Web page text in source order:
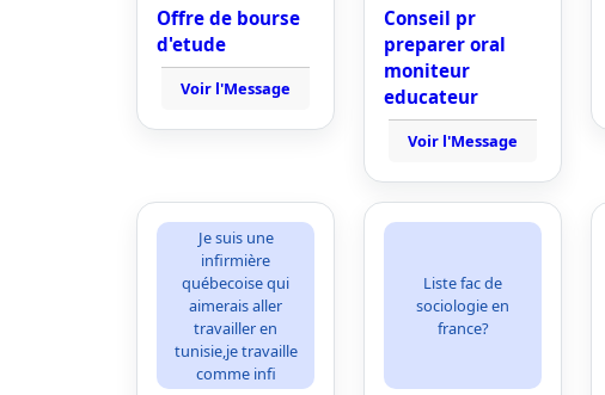
Offre de bourse
d'etude
Voir l'Message
Conseil pr
preparer oral
moniteur
educateur
Voir l'Message
Je suis une
infirmière
québecoise qui
aimerais aller
travailler en
tunisie,je travaille
comme infi
Liste fac de
sociologie en
france?